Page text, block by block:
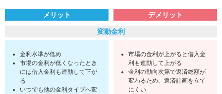
メリット デメリット
変動金利
金利水準が低め
市場の金利が低くなったとき
には借入金利も連動して下が
る
いつでも他の金利タイプへ変
市場の金利が上がると借入金
利も連動して上がる
金利の動向次第で返済総額が
変わるため、返済計画を立て
にくい